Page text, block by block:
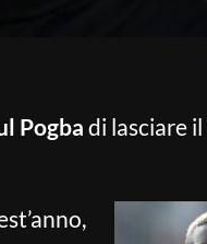
Pogba di lasciare il